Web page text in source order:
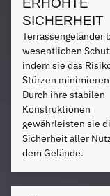
ERHÖHTE
SICHERHEIT
Terrassengeländer
wesentlichen
indem sie das
Stürzen
Durch ihre stabilen
Konstruktionen
gewährleisten sie
Sicherheit aller
dem Gelände.